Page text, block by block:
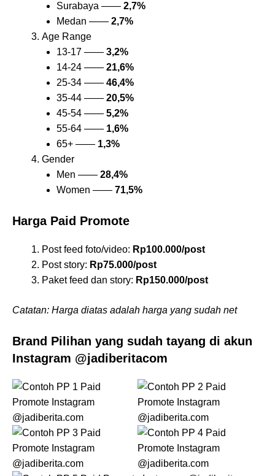
Surabaya —— 2,7%
Medan —— 2,7%
Age Range
13-17 —— 3,2%
14-24 —— 21,6%
25-34 —— 46,4%
35-44 —— 20,5%
45-54 —— 5,2%
55-64 —— 1,6%
65+ —— 1,3%
Gender
Men —— 28,4%
Women —— 71,5%
Harga Paid Promote
Post feed foto/video: Rp100.000/post
Post story: Rp75.000/post
Paket feed dan story: Rp150.000/post
Catatan: Harga diatas adalah harga yang sudah net
Brand Pilihan yang sudah tayang di akun
Instagram @jadiberitacom